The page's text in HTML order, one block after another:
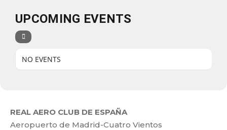
UPCOMING EVENTS
NO EVENTS
REAL AERO CLUB DE ESPAÑA
Aeropuerto de Madrid-Cuatro Vientos